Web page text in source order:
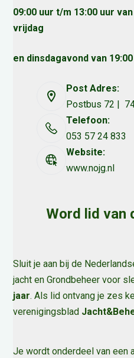
09:00 uur t/m 13:00 uur
vrijdag
en dinsdagavond van
Post Adres:
Postbus 72 |
Telefoon:
053 57 24 833
Website:
www.nojg.nl
Word lid van
Sluit je aan bij de
jacht en Grondbeheer voor
jaar. Als lid ontvang je zes
verenigingsblad
Je wordt onderdeel van een